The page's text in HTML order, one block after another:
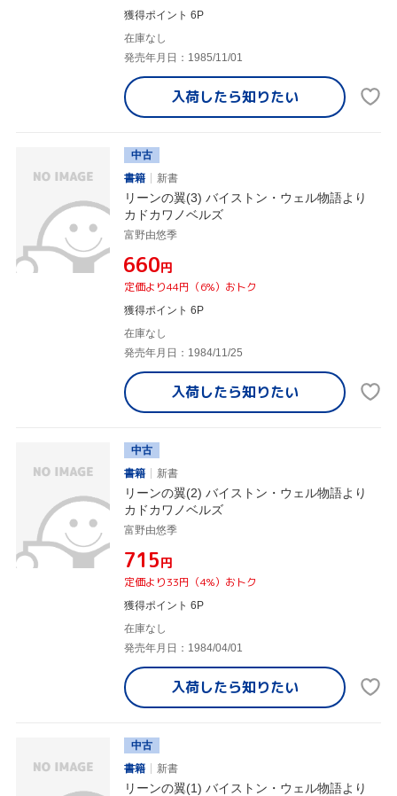
獲得ポイント 6P
在庫なし
発売年月日：1985/11/01
入荷したら知りたい
中古
書籍
新書
リーンの翼(3) バイストン・ウェル物語より
カドカワノベルズ
富野由悠季
¥660円
定価より44円（6%）おトク
獲得ポイント 6P
在庫なし
発売年月日：1984/11/25
入荷したら知りたい
中古
書籍
新書
リーンの翼(2) バイストン・ウェル物語より
カドカワノベルズ
富野由悠季
¥715円
定価より33円（4%）おトク
獲得ポイント 6P
在庫なし
発売年月日：1984/04/01
入荷したら知りたい
中古
書籍
新書
リーンの翼(1) バイストン・ウェル物語より